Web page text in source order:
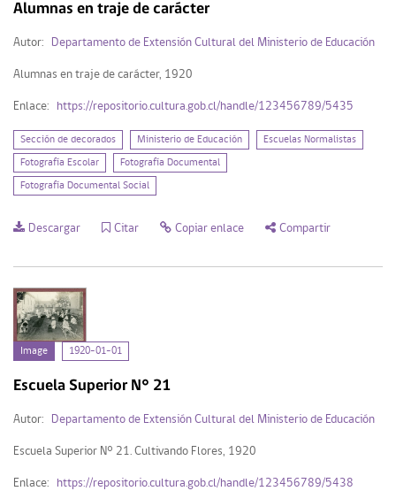
Alumnas en traje de carácter
Autor: Departamento de Extensión Cultural del Ministerio de Educación
Alumnas en traje de carácter, 1920
Enlace: https://repositorio.cultura.gob.cl/handle/123456789/5435
Sección de decorados Ministerio de Educación Escuelas Normalistas
Fotografía Escolar Fotografía Documental
Fotografía Documental Social
Descargar Citar Copiar enlace Compartir
Image 1920-01-01
Escuela Superior N° 21
Autor: Departamento de Extensión Cultural del Ministerio de Educación
Escuela Superior N° 21. Cultivando Flores, 1920
Enlace: https://repositorio.cultura.gob.cl/handle/123456789/5438